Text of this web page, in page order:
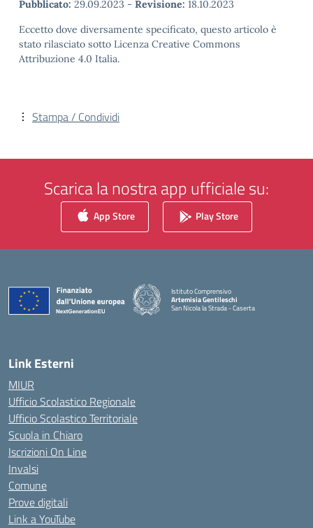
Pubblicato: 29.09.2023 - Revisione: 18.10.2023
Eccetto dove diversamente specificato, questo articolo è
stato rilasciato sotto Licenza Creative Commons
Attribuzione 4.0 Italia.
Stampa / Condividi
Scarica la nostra app ufficiale su:
App Store Play Store
Istituto Comprensivo
Artemisia Gentileschi
San Nicola la Strada - Caserta
Link Esterni
MIUR
Ufficio Scolastico Regionale
Ufficio Scolastico Territoriale
Scuola in Chiaro
Iscrizioni On Line
Invalsi
Comune
Prove digitali
Link a YouTube